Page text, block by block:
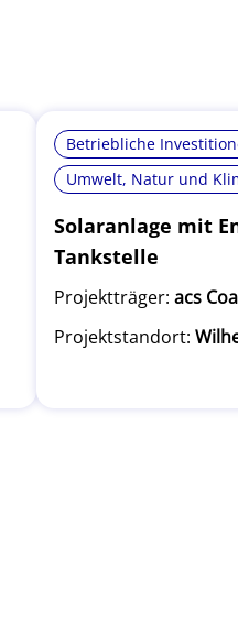
Betriebliche
Umwelt, Natur und
Solaranlage mit
Tankstelle
Projektträger: acs
Projektstandort: